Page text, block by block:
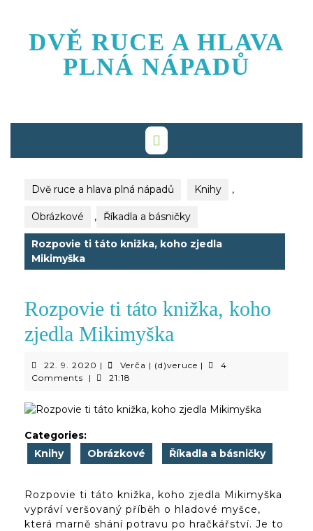
content
DVĚ RUCE A HLAVA
PLNÁ NÁPADŮ
Dvě ruce a hlava plná nápadů Knihy ,
Obrázkové , Říkadla a básničky
Rozpovie ti táto knižka, koho zjedla
Mikimyška
Rozpovie ti táto knižka, koho
zjedla Mikimyška
22. 9. 2020 22.
9.
| Verča | (d)veruce Verča
|
4
Comments
| 21:18
Categories:
Knihy
Obrázkové Říkadla a básničky
Rozpovie ti táto knižka, koho zjedla Mikimyška
vypráví veršovaný příběh o hladové myšce,
která marně shání potravu po hračkářství. Je to